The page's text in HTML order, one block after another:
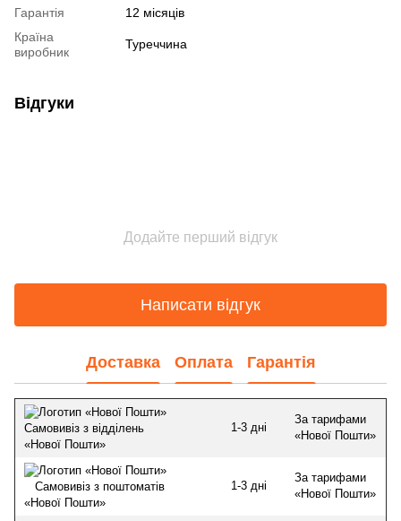
Гарантія
12 місяців
Країна
виробник
Туреччина
Відгуки
Додайте перший відгук
Написати відгук
Доставка Оплата Гарантія
Самовивіз з відділень
«Нової Пошти»
1-3 дні
За тарифами
«Нової Пошти»
Самовивіз з поштоматів
«Нової Пошти»
1-3 дні
За тарифами
«Нової Пошти»